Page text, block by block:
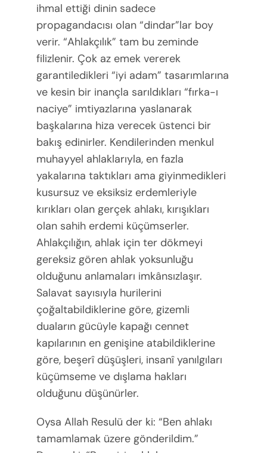
ihmal ettiği dinin sadece
propagandacısı olan “dindar”lar boy
verir. “Ahlakçılık” tam bu zeminde
filizlenir. Çok az emek vererek
garantiledikleri “iyi adam” tasarımlarına
ve kesin bir inançla sarıldıkları “fırka-ı
naciye” imtiyazlarına yaslanarak
başkalarına hiza verecek üstenci bir
bakış edinirler. Kendilerinden menkul
muhayyel ahlaklarıyla, en fazla
yakalarına taktıkları ama giyinmedikleri
kusursuz ve eksiksiz erdemleriyle
kırıkları olan gerçek ahlakı, kırışıkları
olan sahih erdemi küçümserler.
Ahlakçılığın, ahlak için ter dökmeyi
gereksiz gören ahlak yoksunluğu
olduğunu anlamaları imkânsızlaşır.
Salavat sayısıyla hurilerini
çoğaltabildiklerine göre, gizemli
duaların gücüyle kapağı cennet
kapılarının en genişine atabildiklerine
göre, beşerî düşüşleri, insanî yanılgıları
küçümseme ve dışlama hakları
olduğunu düşünürler.
Oysa Allah Resulü der ki: “Ben ahlakı
tamamlamak üzere gönderildim.”